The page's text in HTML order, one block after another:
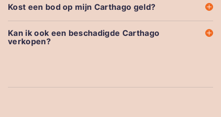
Kost een bod op mijn Carthago geld?
Kan ik ook een beschadigde Carthago
verkopen?